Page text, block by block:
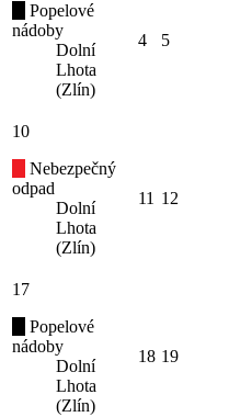
Popelové
nádoby
Dolní
Lhota
(Zlín)
4 5
10
Nebezpečný
odpad
Dolní
Lhota
(Zlín)
11 12
17
Popelové
nádoby
Dolní
Lhota
(Zlín)
18 19